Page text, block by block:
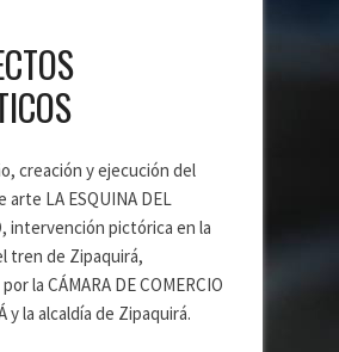
creación y ejecución del
LA ESQUINA DEL
intervención pictórica en la
tren de Zipaquirá,
la CÁMARA DE COMERCIO
y la alcaldía de Zipaquirá.